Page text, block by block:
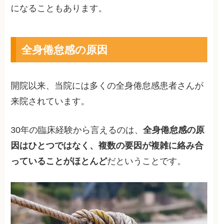
になることもあります。
全身倦怠感の原因
開院以来、当院には多くの全身倦怠感患者さんが
来院されています。
30年の臨床経験から言えるのは、全身倦怠感の原
因はひとつではなく、複数の要因が複雑に絡み合
っていることがほとんどだということです。